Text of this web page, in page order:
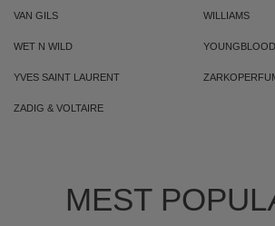
VAN GILS WILLIAMS
WET N WILD YOUNGBLOOD
YVES SAINT LAURENT
ZADIG & VOLTAIRE
MEST